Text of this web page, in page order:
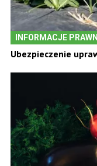
INFORMACJE
Ubezpieczenie